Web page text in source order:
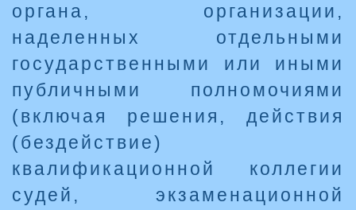
органа, организации,
наделенных отдельными
государственными или иными
публичными полномочиями
(включая решения, действия
(бездействие)
квалификационной коллегии
судей, экзаменационной